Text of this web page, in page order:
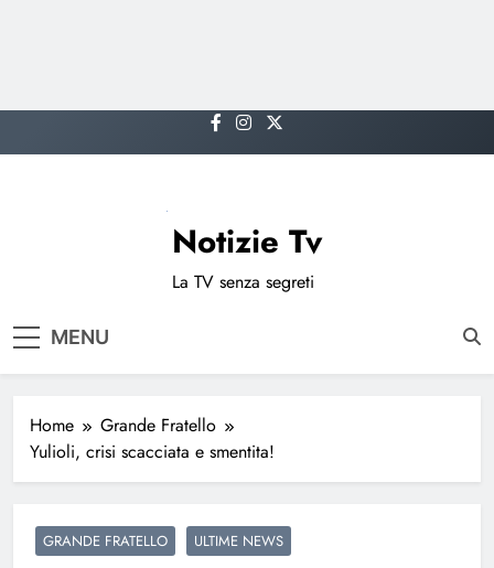
to
Notizie Tv
La TV senza segreti
MENU
Home
Grande Fratello
Yulioli, crisi scacciata e smentita!
GRANDE FRATELLO ULTIME NEWS